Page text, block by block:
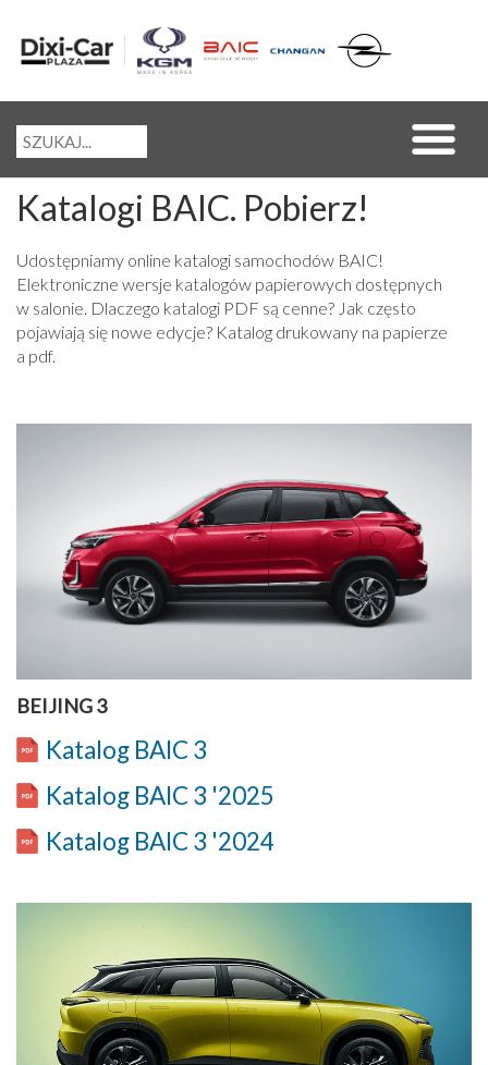
Katalogi BAIC. Pobierz!
Udostępniamy online katalogi samochodów BAIC!
Elektroniczne wersje katalogów papierowych dostępnych
w salonie. Dlaczego katalogi PDF są cenne? Jak często
pojawiają się nowe edycje? Katalog drukowany na papierze
a pdf.
BEIJING 3
Katalog BAIC 3
Katalog BAIC 3 '2025
Katalog BAIC 3 '2024